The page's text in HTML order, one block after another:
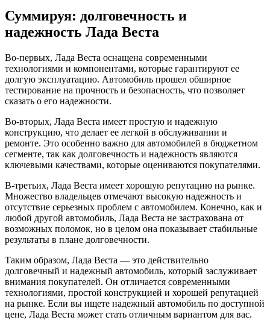
Суммируя: долговечность и
надежность Лада Веста
Во-первых, Лада Веста оснащена современными
технологиями и компонентами, которые гарантируют ее
долгую эксплуатацию. Автомобиль прошел обширное
тестирование на прочность и безопасность, что позволяет
сказать о его надежности.
Во-вторых, Лада Веста имеет простую и надежную
конструкцию, что делает ее легкой в обслуживании и
ремонте. Это особенно важно для автомобилей в бюджетном
сегменте, так как долговечность и надежность являются
ключевыми качествами, которые оцениваются покупателями.
В-третьих, Лада Веста имеет хорошую репутацию на рынке.
Множество владельцев отмечают высокую надежность и
отсутствие серьезных проблем с автомобилем. Конечно, как и
любой другой автомобиль, Лада Веста не застрахована от
возможных поломок, но в целом она показывает стабильные
результаты в плане долговечности.
Таким образом, Лада Веста — это действительно
долговечный и надежный автомобиль, который заслуживает
внимания покупателей. Он отличается современными
технологиями, простой конструкцией и хорошей репутацией
на рынке. Если вы ищете надежный автомобиль по доступной
цене, Лада Веста может стать отличным вариантом для вас.